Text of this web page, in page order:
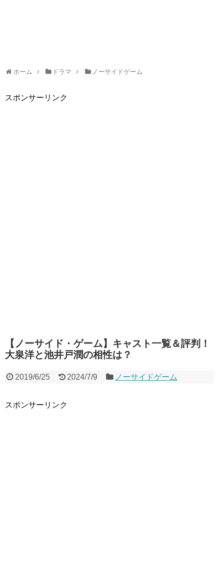
ホーム ドラマ ノーサイドゲーム
スポンサーリンク
【ノーサイド・ゲーム】キャスト一覧＆評判！
大泉洋と池井戸潤の相性は？
2019/6/25 2024/7/9 ノーサイドゲーム
スポンサーリンク